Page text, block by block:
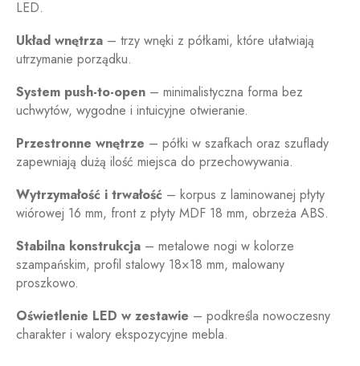
LED.
Układ wnętrza – trzy wnęki z półkami, które ułatwiają
utrzymanie porządku.
System push-to-open – minimalistyczna forma bez
uchwytów, wygodne i intuicyjne otwieranie.
Przestronne wnętrze – półki w szafkach oraz szuflady
zapewniają dużą ilość miejsca do przechowywania.
Wytrzymałość i trwałość – korpus z laminowanej płyty
wiórowej 16 mm, front z płyty MDF 18 mm, obrzeża ABS.
Stabilna konstrukcja – metalowe nogi w kolorze
szampańskim, profil stalowy 18×18 mm, malowany
proszkowo.
Oświetlenie LED w zestawie – podkreśla nowoczesny
charakter i walory ekspozycyjne mebla.